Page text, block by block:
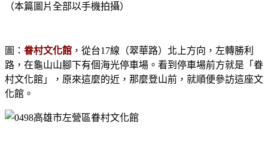
（本篇圖片全部以手機拍攝）
圖： 眷村文化館 ，從台17線（翠華路）北上方向，左轉勝利
路，在龜山山腳下有個海光停車場。看到停車場前方就是「眷
村文化館」，原來這麼的近，那麼登山前，就順便參訪這座文
化館。